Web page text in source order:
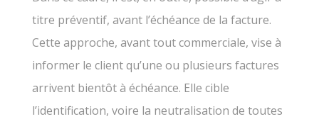
titre préventif, avant l’échéance de la facture.
Cette approche, avant tout commerciale, vise à
informer le client qu’une ou plusieurs factures
arrivent bientôt à échéance. Elle cible
l’identification, voire la neutralisation de toutes